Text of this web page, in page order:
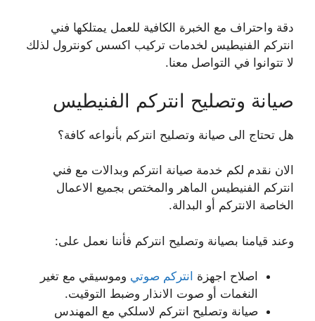
دقة واحتراف مع الخبرة الكافية للعمل يمتلكها فني
انتركم الفنيطيس لخدمات تركيب اكسس كونترول لذلك
لا تتوانوا في التواصل معنا.
صيانة وتصليح انتركم الفنيطيس
هل تحتاج الى صيانة وتصليح انتركم بأنواعه كافة؟
الان نقدم لكم خدمة صيانة انتركم وبدالات مع فني
انتركم الفنيطيس الماهر والمختص بجميع الاعمال
الخاصة الانتركم أو البدالة.
وعند قيامنا بصيانة وتصليح انتركم فأننا نعمل على:
اصلاح اجهزة انتركم صوتي وموسيقي مع تغير
النغمات أو صوت الانذار وضبط التوقيت.
صيانة وتصليح انتركم لاسلكي مع المهندس